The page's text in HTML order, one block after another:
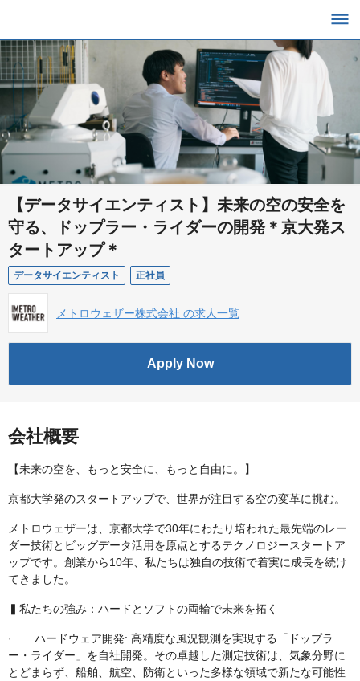
【データサイエンティスト】未来の空の安全を
守る、ドップラー・ライダーの開発＊京大発ス
タートアップ＊
データサイエンティスト 正社員
メトロウェザー株式会社 の求人一覧
Apply Now
会社概要
【未来の空を、もっと安全に、もっと自由に。】
京都大学発のスタートアップで、世界が注目する空の変革に挑む。
メトロウェザーは、京都大学で30年にわたり培われた最先端のレー
ダー技術とビッグデータ活用を原点とするテクノロジースタートア
ップです。創業から10年、私たちは独自の技術で着実に成長を続け
てきました。
▍私たちの強み：ハードとソフトの両輪で未来を拓く
· ハードウェア開発: 高精度な風況観測を実現する「ドップラ
ー・ライダー」を自社開発。その卓越した測定技術は、気象分野に
とどまらず、船舶、航空、防衛といった多様な領域で新たな可能性